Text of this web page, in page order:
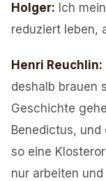
Holger: Ich
reduziert leben,
Henri Reuchlin:
deshalb brauen
Geschichte
Benedictus,
so eine
nur arbeiten